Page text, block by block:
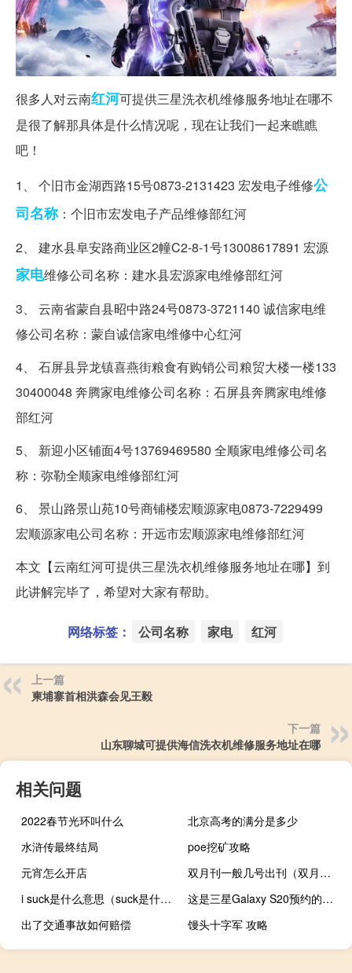
很多人对云南红河可提供三星洗衣机维修服务地址在哪不
是很了解那具体是什么情况呢，现在让我们一起来瞧瞧
吧！
1、 个旧市金湖西路15号0873-2131423 宏发电子维修公
司名称：个旧市宏发电子产品维修部红河
2、 建水县阜安路商业区2幢C2-8-1号13008617891 宏源
家电维修公司名称：建水县宏源家电维修部红河
3、 云南省蒙自县昭中路24号0873-3721140 诚信家电维
修公司名称：蒙自诚信家电维修中心红河
4、 石屏县异龙镇喜燕街粮食有购销公司粮贸大楼一楼133
30400048 奔腾家电维修公司名称：石屏县奔腾家电维修
部红河
5、 新迎小区铺面4号13769469580 全顺家电维修公司名
称：弥勒全顺家电维修部红河
6、 景山路景山苑10号商铺楼宏顺源家电0873-7229499
宏顺源家电公司名称：开远市宏顺源家电维修部红河
本文【云南红河可提供三星洗衣机维修服务地址在哪】到
此讲解完毕了，希望对大家有帮助。
网络标签： 公司名称 家电 红河
上一篇
柬埔寨首相洪森会见王毅
下一篇
山东聊城可提供海信洗衣机维修服务地址在哪
相关问题
2022春节光环叫什么
北京高考的满分是多少
水浒传最终结局
poe挖矿攻略
元宵怎么开店
双月刊一般几号出刊（双月刊是什么意思）
i suck是什么意思（suck是什么意思）
这是三星Galaxy S20预约的最后一周
出了交通事故如何赔偿
馒头十字军 攻略